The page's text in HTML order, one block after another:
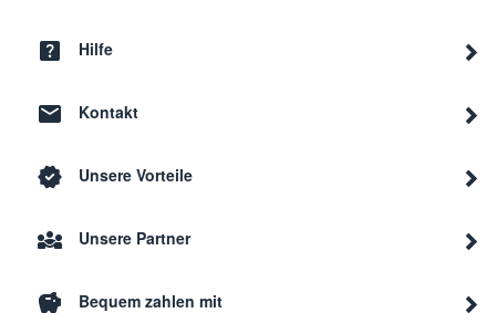
Hilfe
Kontakt
Unsere Vorteile
Unsere Partner
Bequem zahlen mit